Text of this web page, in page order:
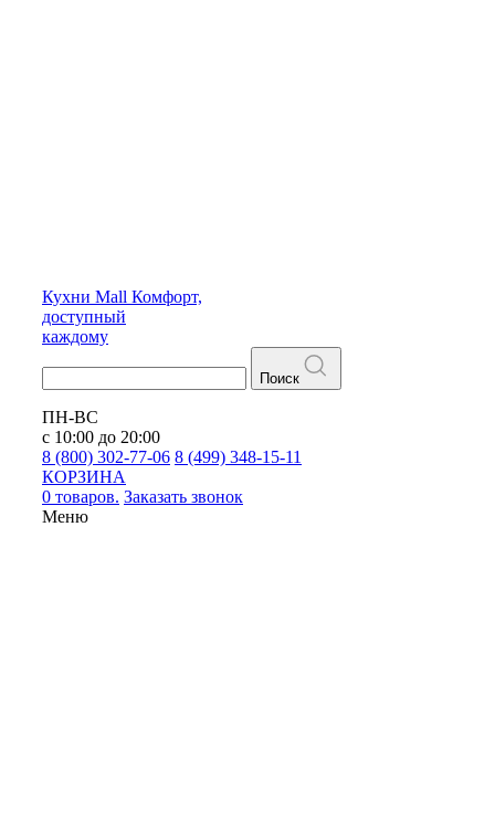
Кухни Mall Комфорт,
доступный
каждому
Поиск
ПН-ВС
с 10:00 до 20:00
8 (800) 302-77-06 8 (499) 348-15-11
КОРЗИНА
0 товаров. Заказать звонок
Меню